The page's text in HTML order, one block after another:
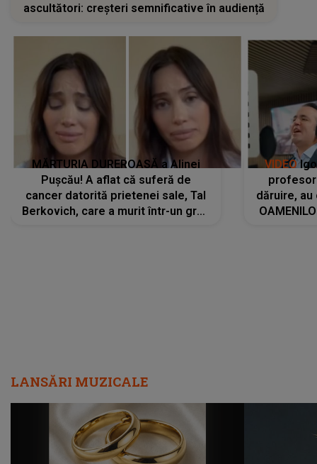
ascultători: creșteri semnificative în audiență
MĂRTURIA DUREROASĂ a Alinei
Pușcău! A aflat că suferă de
cancer datorită prietenei sale, Tal
Berkovich, care a murit într-un grav
VIDEO
dăruire, au
LANSĂRI MUZICALE